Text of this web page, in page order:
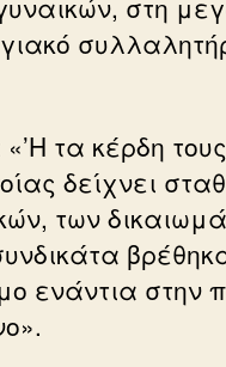
τα κέρδη
δείχνει
των
ενάντια στην